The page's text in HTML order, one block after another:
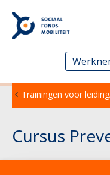
Trainingen voor
Cursus